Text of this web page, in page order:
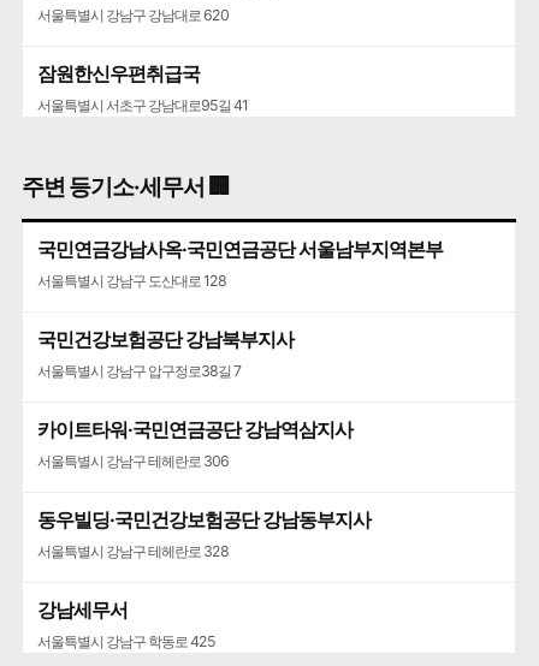
서울특별시 강남구 강남대로 620
잠원한신우편취급국
서울특별시 서초구 강남대로95길 41
주변 등기소·세무서 🏢
국민연금강남사옥·국민연금공단 서울남부지역본부
서울특별시 강남구 도산대로 128
국민건강보험공단 강남북부지사
서울특별시 강남구 압구정로38길 7
카이트타워·국민연금공단 강남역삼지사
서울특별시 강남구 테헤란로 306
동우빌딩·국민건강보험공단 강남동부지사
서울특별시 강남구 테헤란로 328
강남세무서
서울특별시 강남구 학동로 425